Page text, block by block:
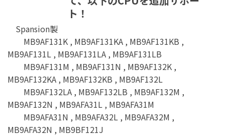
ト！
Spansion製
MB9AF131K , MB9AF131KA , MB9AF131KB ,
MB9AF131L , MB9AF131LA , MB9AF131LB
MB9AF131M , MB9AF131N , MB9AF132K ,
MB9AF132KA , MB9AF132KB , MB9AF132L
MB9AF132LA , MB9AF132LB , MB9AF132M ,
MB9AF132N , MB9AFA31L , MB9AFA31M
MB9AFA31N , MB9AFA32L , MB9AFA32M ,
MB9AFA32N , MB9BF121J